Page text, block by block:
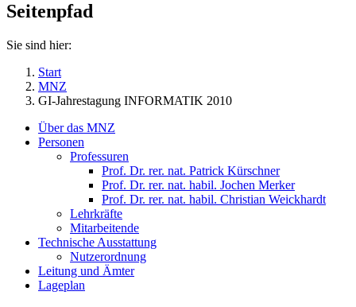
Seitenpfad
Sie sind hier:
Start
MNZ
GI-Jahrestagung INFORMATIK 2010
Über das MNZ
Personen
Professuren
Prof. Dr. rer. nat. Patrick Kürschner
Prof. Dr. rer. nat. habil. Jochen Merker
Prof. Dr. rer. nat. habil. Christian Weickhardt
Lehrkräfte
Mitarbeitende
Technische Ausstattung
Nutzerordnung
Leitung und Ämter
Lageplan